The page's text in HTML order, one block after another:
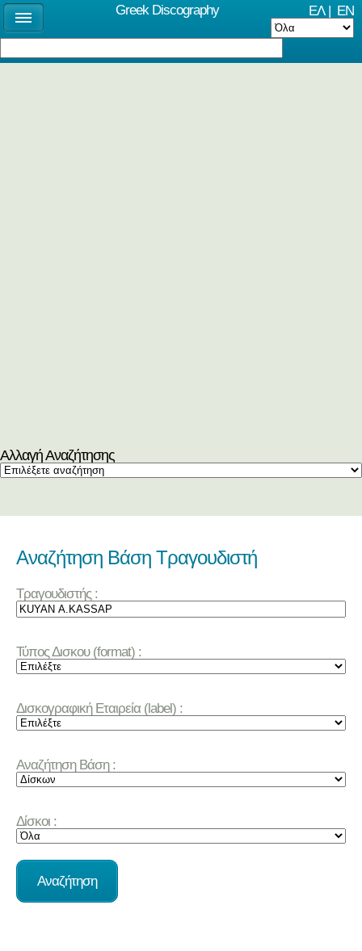
ΕΛ| EN
Αλλαγή Αναζήτησης
Αναζήτηση Βάση Τραγουδιστή
Τραγουδιστής :
Τύπος Δισκου (format) :
Δισκογραφική Εταιρεία (label) :
Αναζήτηση Βάση :
Δίσκοι :
Greek Discography